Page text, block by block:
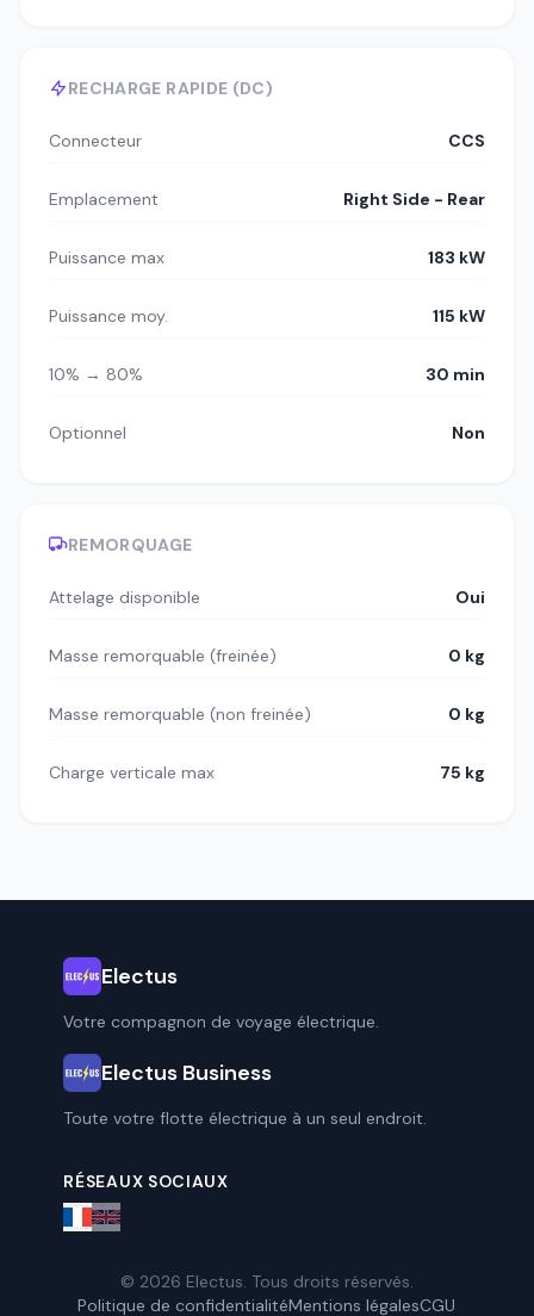
RECHARGE RAPIDE (DC)
Connecteur CCS
Emplacement Right Side - Rear
Puissance max 183 kW
Puissance moy. 115 kW
10% → 80% 30 min
Optionnel Non
REMORQUAGE
Attelage disponible Oui
Masse remorquable (freinée) 0 kg
Masse remorquable (non freinée) 0 kg
Charge verticale max 75 kg
Electus
Votre compagnon de voyage électrique.
Electus Business
Toute votre flotte électrique à un seul endroit.
RÉSEAUX SOCIAUX
© 2026 Electus. Tous droits réservés.
Politique de confidentialitéMentions légalesCGU